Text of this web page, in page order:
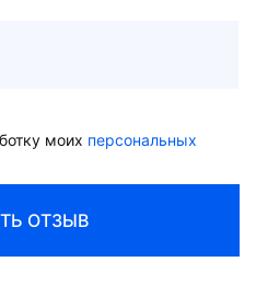
моих персональных
ОТЗЫВ